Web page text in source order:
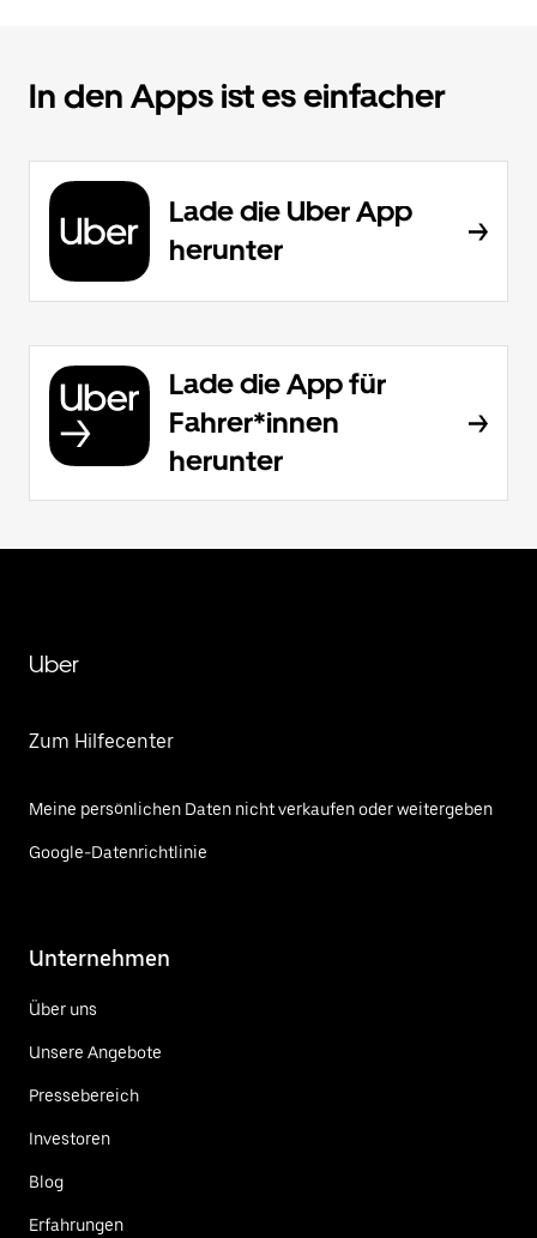
In den Apps ist es einfacher
Lade die Uber App
herunter
Lade die App für
Fahrer*innen
herunter
Uber
Zum Hilfecenter
Meine persönlichen Daten nicht verkaufen oder weitergeben
Google-Datenrichtlinie
Unternehmen
Über uns
Unsere Angebote
Pressebereich
Investoren
Blog
Erfahrungen